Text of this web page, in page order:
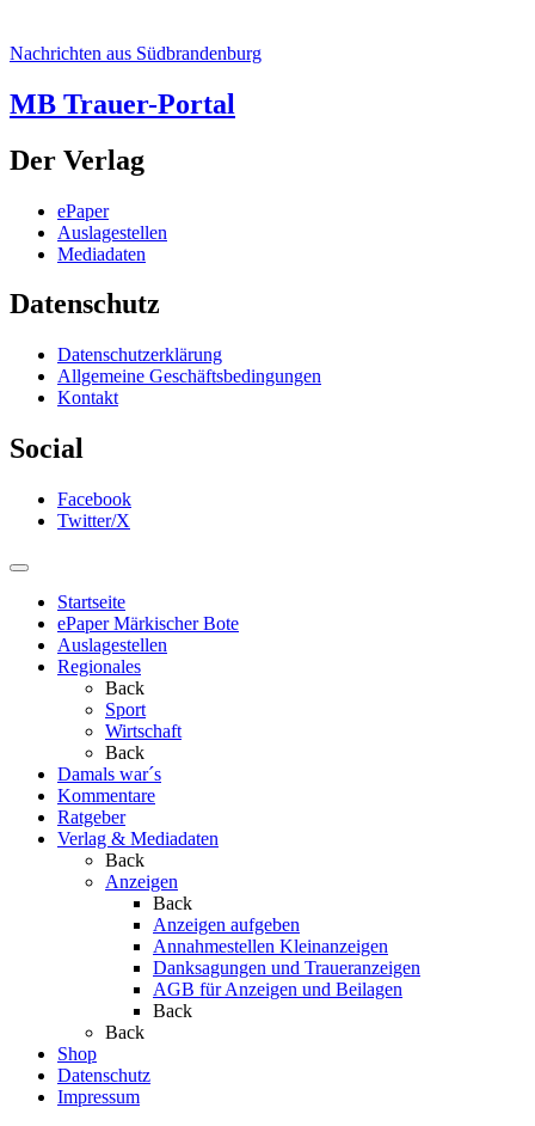
Nachrichten aus Südbrandenburg
MB Trauer-Portal
Der Verlag
ePaper
Auslagestellen
Mediadaten
Datenschutz
Datenschutzerklärung
Allgemeine Geschäftsbedingungen
Kontakt
Social
Facebook
Twitter/X
Startseite
ePaper Märkischer Bote
Auslagestellen
Regionales
Back
Sport
Wirtschaft
Back
Damals war´s
Kommentare
Ratgeber
Verlag & Mediadaten
Back
Anzeigen
Back
Anzeigen aufgeben
Annahmestellen Kleinanzeigen
Danksagungen und Traueranzeigen
AGB für Anzeigen und Beilagen
Back
Back
Shop
Datenschutz
Impressum